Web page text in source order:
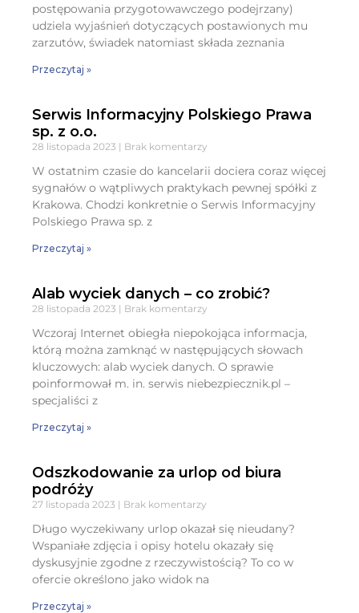
postępowania przygotowawczego podejrzany)
udziela wyjaśnień dotyczących postawionych mu
zarzutów, świadek natomiast składa zeznania
Przeczytaj »
Serwis Informacyjny Polskiego Prawa
sp. z o.o.
28 listopada 2023 Brak komentarzy
W ostatnim czasie do kancelarii dociera coraz więcej
sygnałów o wątpliwych praktykach pewnej spółki z
Krakowa. Chodzi konkretnie o Serwis Informacyjny
Polskiego Prawa sp. z
Przeczytaj »
Alab wyciek danych – co zrobić?
28 listopada 2023 Brak komentarzy
Wczoraj Internet obiegła niepokojąca informacja,
którą można zamknąć w następujących słowach
kluczowych: alab wyciek danych. O sprawie
poinformował m. in. serwis niebezpiecznik.pl –
specjaliści z
Przeczytaj »
Odszkodowanie za urlop od biura
podróży
27 listopada 2023 Brak komentarzy
Długo wyczekiwany urlop okazał się nieudany?
Wspaniałe zdjęcia i opisy hotelu okazały się
dyskusyjnie zgodne z rzeczywistością? To co w
ofercie określono jako widok na
Przeczytaj »